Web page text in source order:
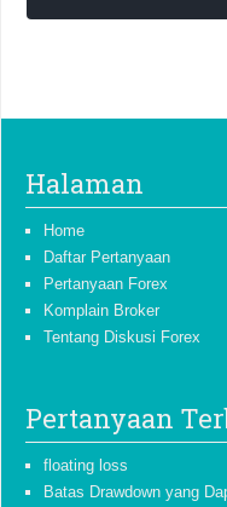
Halaman
Home
Daftar Pertanyaan
Pertanyaan Forex
Komplain Broker
Tentang Diskusi Forex
Pertanyaan
floating loss
Batas Drawdown yang